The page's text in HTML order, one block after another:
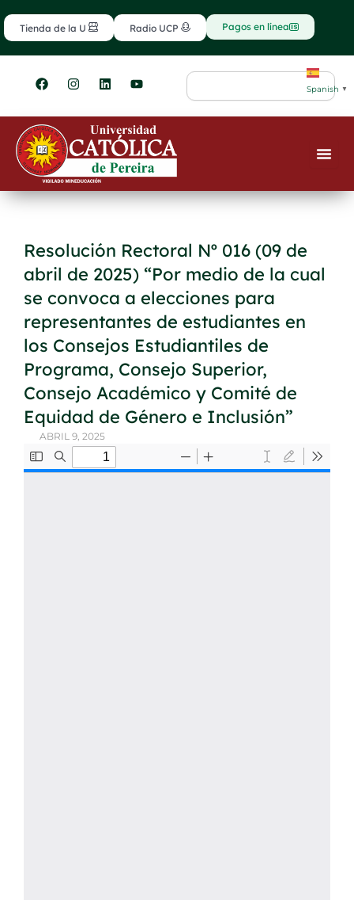
al
contenido
Tienda de la U Radio UCP Pagos en línea
F
a
e
b
o
o
k
I
n
t
g
r
m
L
i
k
e
d
i
n
Y
o
t
u
b
e
Search
Spanish ▼
Resolución Rectoral Nº 016 (09 de
abril de 2025) “Por medio de la cual
se convoca a elecciones para
representantes de estudiantes en
los Consejos Estudiantiles de
Programa, Consejo Superior,
Consejo Académico y Comité de
Equidad de Género e Inclusión”
ABRIL 9, 2025